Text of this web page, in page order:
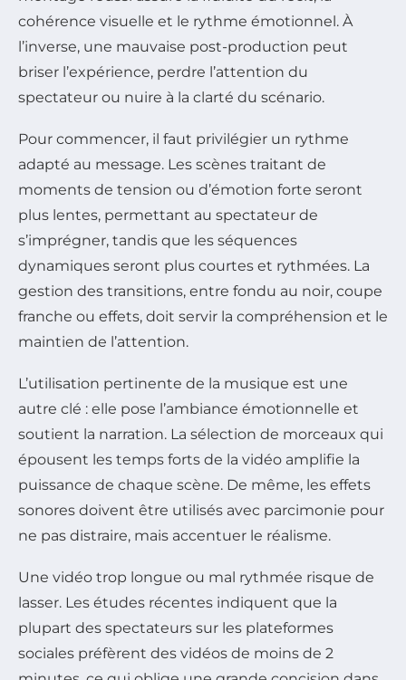
cohérence visuelle et le rythme émotionnel. À
l’inverse, une mauvaise post-production peut
briser l’expérience, perdre l’attention du
spectateur ou nuire à la clarté du scénario.
Pour commencer, il faut privilégier un rythme
adapté au message. Les scènes traitant de
moments de tension ou d’émotion forte seront
plus lentes, permettant au spectateur de
s’imprégner, tandis que les séquences
dynamiques seront plus courtes et rythmées. La
gestion des transitions, entre fondu au noir, coupe
franche ou effets, doit servir la compréhension et le
maintien de l’attention.
L’utilisation pertinente de la musique est une
autre clé : elle pose l’ambiance émotionnelle et
soutient la narration. La sélection de morceaux qui
épousent les temps forts de la vidéo amplifie la
puissance de chaque scène. De même, les effets
sonores doivent être utilisés avec parcimonie pour
ne pas distraire, mais accentuer le réalisme.
Une vidéo trop longue ou mal rythmée risque de
lasser. Les études récentes indiquent que la
plupart des spectateurs sur les plateformes
sociales préfèrent des vidéos de moins de 2